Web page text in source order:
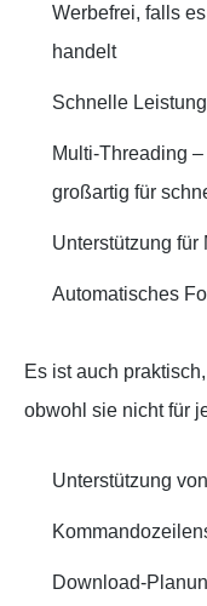
Werbefrei, falls
handelt
Schnelle Leistung
Multi-Threading
großartig für
Unterstützung für
Automatisches
Es ist auch
obwohl sie nicht für
Unterstützung
Download-